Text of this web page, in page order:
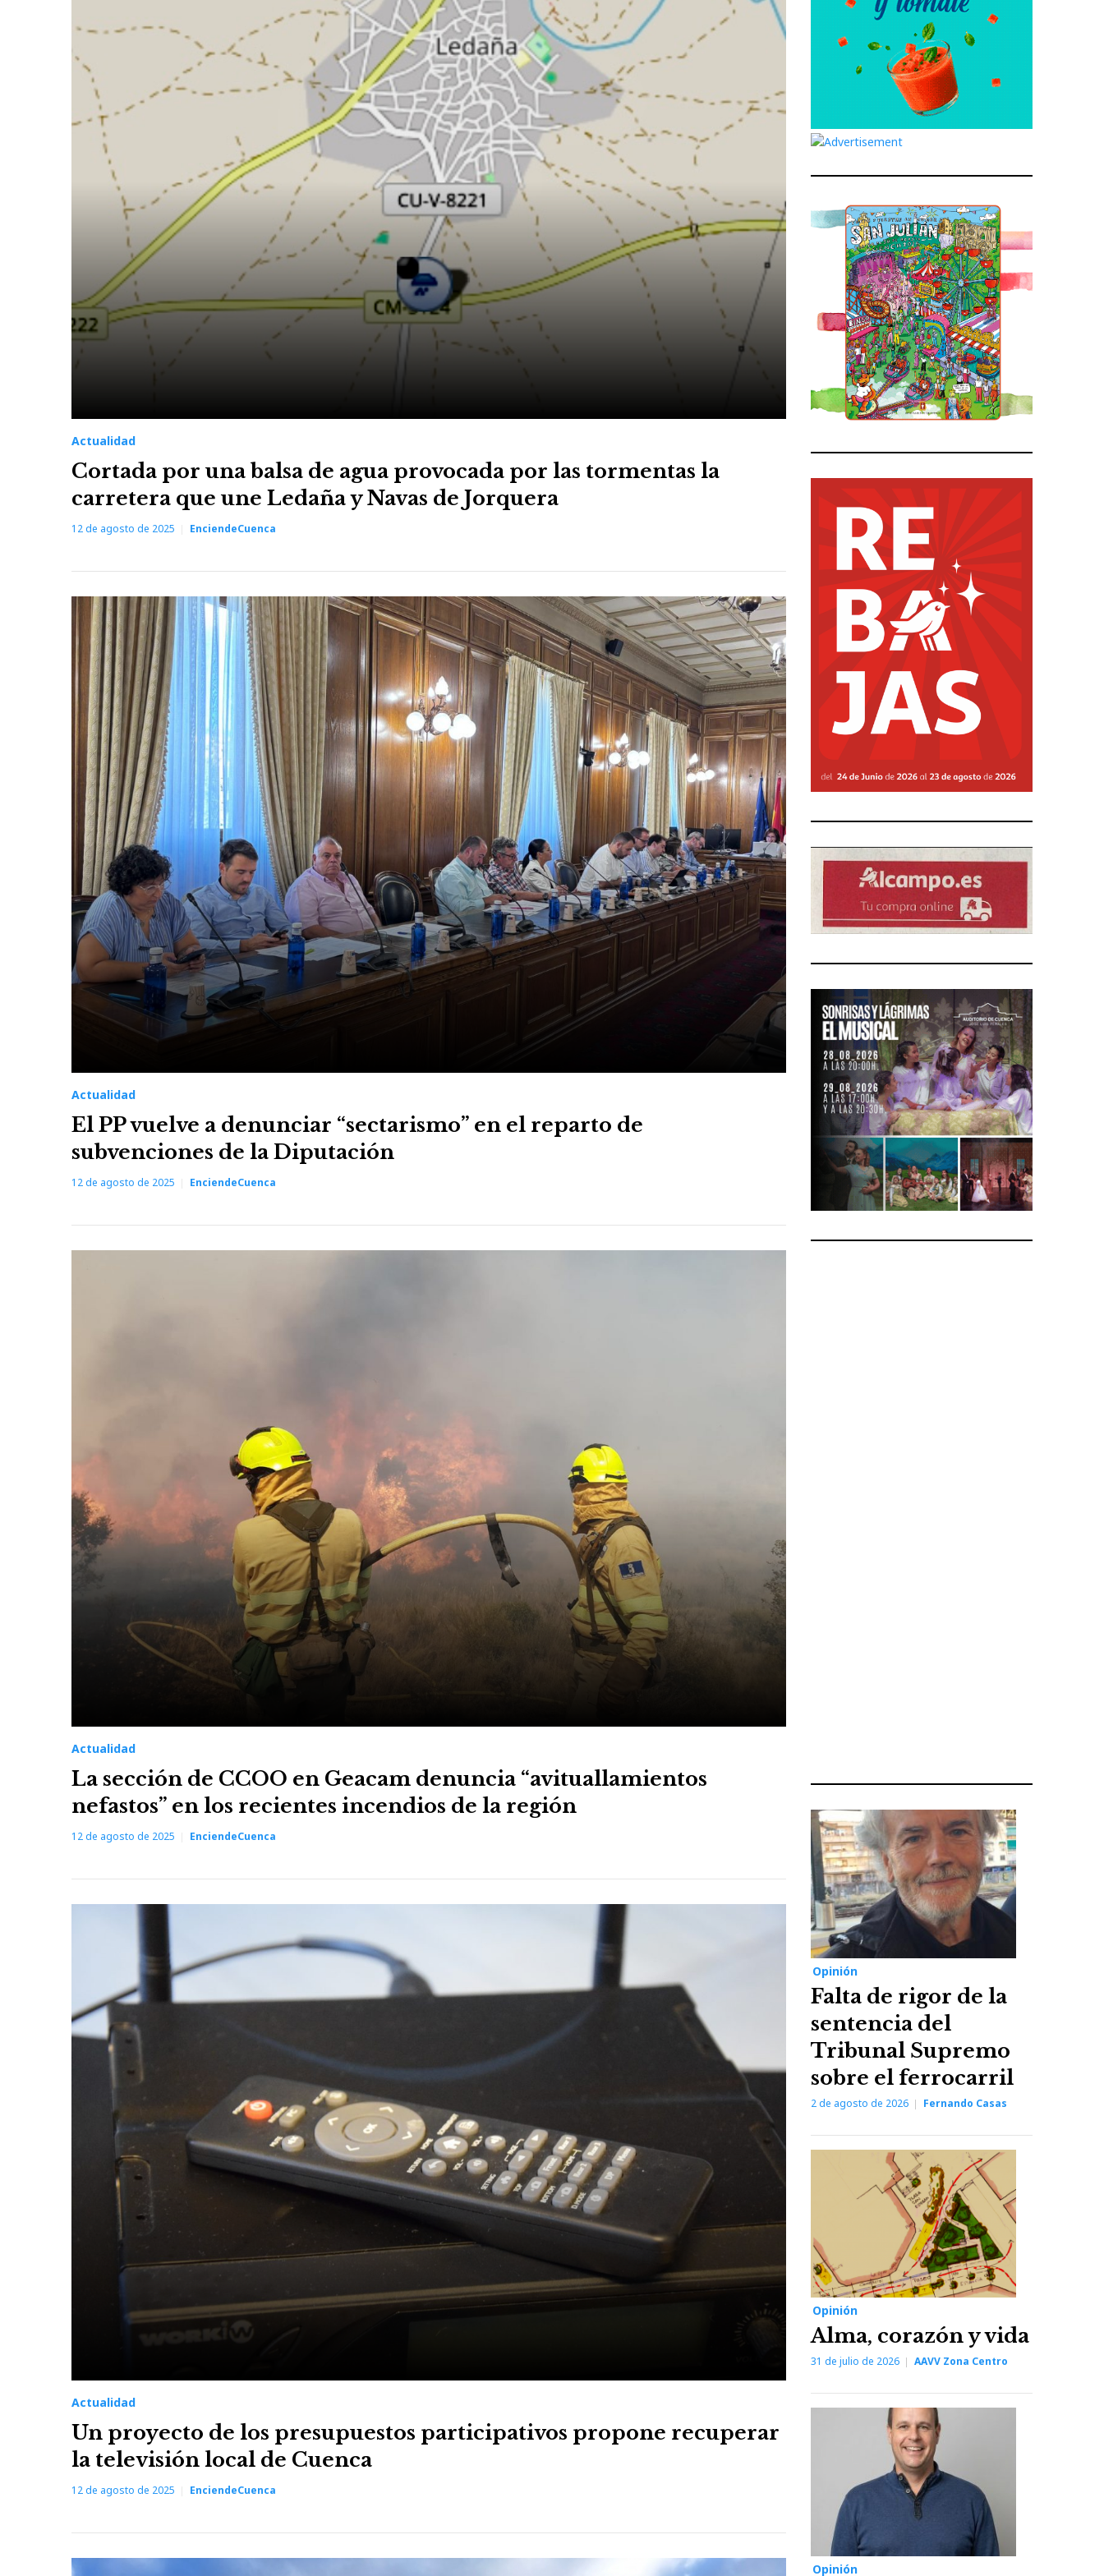
de
agosto
de
2025
Actualidad
Cortada por una balsa de agua provocada por las tormentas la
carretera que une Ledaña y Navas de Jorquera
12 de agosto de 2025 EnciendeCuenca
Actualidad
El PP vuelve a denunciar “sectarismo” en el reparto de
subvenciones de la Diputación
12 de agosto de 2025 EnciendeCuenca
Actualidad
La sección de CCOO en Geacam denuncia “avituallamientos
nefastos” en los recientes incendios de la región
12 de agosto de 2025 EnciendeCuenca
Actualidad
Un proyecto de los presupuestos participativos propone recuperar
la televisión local de Cuenca
12 de agosto de 2025 EnciendeCuenca
Opinión
Falta de rigor de la
sentencia del
Tribunal Supremo
sobre el ferrocarril
2 de agosto de 2026 Fernando Casas
Opinión
Alma, corazón y vida
31 de julio de 2026 AAVV Zona Centro
Opinión